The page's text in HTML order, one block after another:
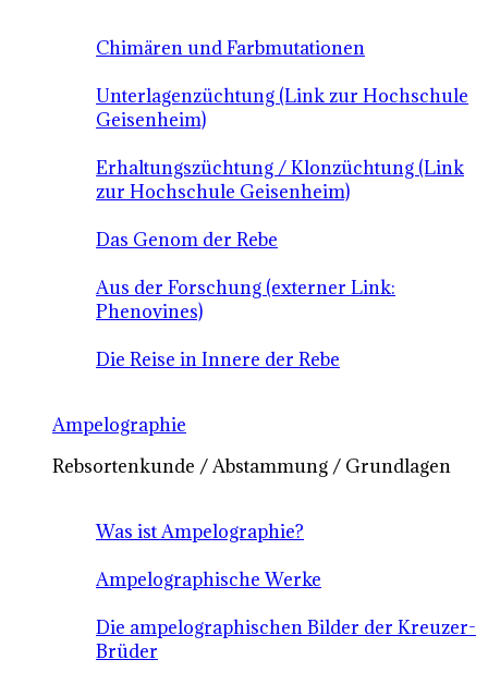
Chimären und Farbmutationen
Unterlagenzüchtung (Link zur Hochschule
Geisenheim)
Erhaltungszüchtung / Klonzüchtung (Link
zur Hochschule Geisenheim)
Das Genom der Rebe
Aus der Forschung (externer Link:
Phenovines)
Die Reise in Innere der Rebe
Ampelographie
Rebsortenkunde / Abstammung / Grundlagen
Was ist Ampelographie?
Ampelographische Werke
Die ampelographischen Bilder der Kreuzer-
Brüder